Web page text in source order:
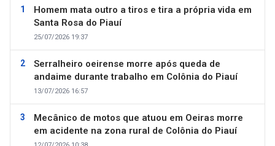
Homem mata outro a tiros e tira a própria vida em
Santa Rosa do Piauí
25/07/2026 19:37
Serralheiro oeirense morre após queda de
andaime durante trabalho em Colônia do Piauí
13/07/2026 16:57
Mecânico de motos que atuou em Oeiras morre
em acidente na zona rural de Colônia do Piauí